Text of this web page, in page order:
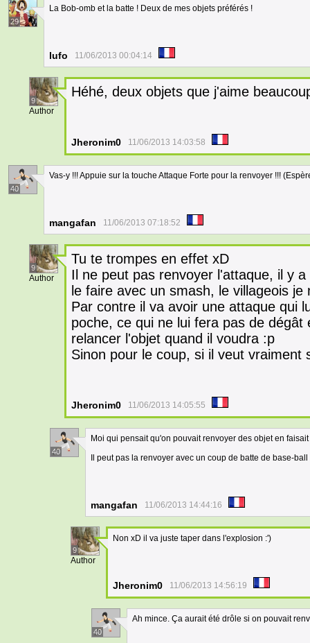
29
La Bob-omb et la batte ! Deux de mes objets préférés !
lufo 11/06/2013 00:04:14
9
Author
Héhé, deux objets que j'aime
Jheronim0 11/06/2013 14:03:58
40
Vas-y !!! Appuie sur la touche Attaque Forte pour la renvoyer !!!
mangafan 11/06/2013 07:18:52
9
Author
Tu te trompes en effet xD
Il ne peut pas renvoyer l'attaque, il y
le faire avec un smash, le villageois
Par contre il va avoir une attaque qui
poche, ce qui ne lui fera pas de
relancer l'objet quand il voudra :p
Sinon pour le coup, si il veut
Jheronim0 11/06/2013 14:05:55
40
Moi qui pensait qu'on pouvait renvoyer des objet en
Il peut pas la renvoyer avec un coup de batte de base-
mangafan 11/06/2013 14:44:16
9
Author
Non xD il va juste taper dans l'explosion :')
Jheronim0 11/06/2013 14:56:19
40
Ah mince. Ça aurait été drôle si on pouvait